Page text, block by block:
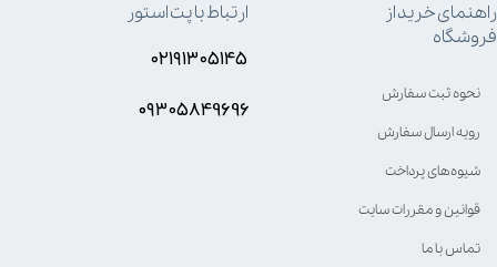
راهنمای خرید از
فروشگاه
نحوه ثبت سفارش
رویه ارسال سفارش
شیوه‌های پرداخت
قوانین و مقررات سایت
تماس با ما
ارتباط با پت استور
۰۲۱۹۱۳۰۵۱۴۵
۰۹۳۰۵8۴9696